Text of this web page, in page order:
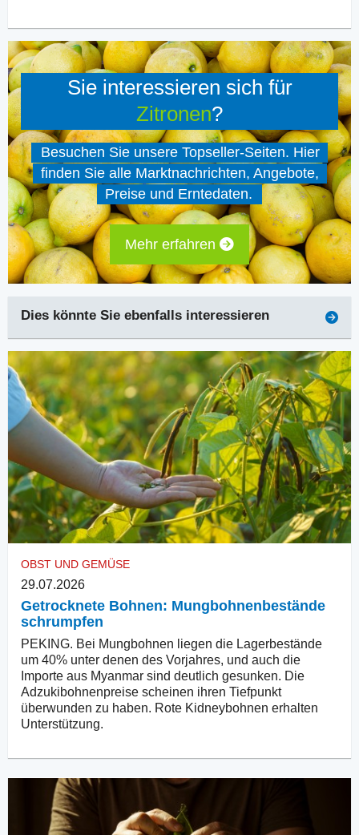
Sie interessieren sich für
Zitronen?
Besuchen Sie unsere Topseller-Seiten. Hier
finden Sie alle Marktnachrichten, Angebote,
Preise und Erntedaten.
Mehr erfahren
Dies könnte Sie ebenfalls interessieren
OBST UND GEMÜSE
29.07.2026
Getrocknete Bohnen: Mungbohnenbestände
schrumpfen
PEKING. Bei Mungbohnen liegen die Lagerbestände
um 40% unter denen des Vorjahres, und auch die
Importe aus Myanmar sind deutlich gesunken. Die
Adzukibohnenpreise scheinen ihren Tiefpunkt
überwunden zu haben. Rote Kidneybohnen erhalten
Unterstützung.